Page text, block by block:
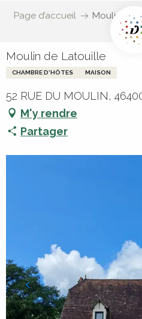
Page d’accueil Moulin de
Moulin de Latouille
CHAMBRE D'HÔTES MAISON
52 RUE DU MOULIN,
M'y rendre
Partager